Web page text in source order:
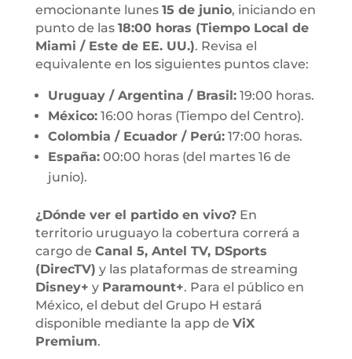
emocionante lunes 15 de junio, iniciando en
punto de las 18:00 horas (Tiempo Local de
Miami / Este de EE. UU.). Revisa el
equivalente en los siguientes puntos clave:
Uruguay / Argentina / Brasil:19:00 horas.
México:16:00 horas (Tiempo del Centro).
Colombia / Ecuador / Perú:17:00 horas.
España:00:00 horas (del martes 16 de
junio).
¿Dónde ver el partido en vivo?En
territorio uruguayo la cobertura correrá a
cargo de Canal 5, Antel TV, DSports
(DirecTV) y las plataformas de streaming
Disney+ y Paramount+. Para el público en
México, el debut del Grupo H estará
disponible mediante la app de ViX
Premium.